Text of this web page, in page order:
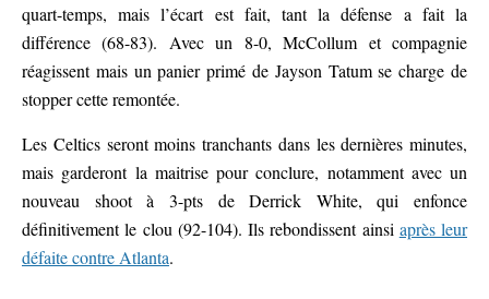
quart-temps, mais l’écart est fait, tant la défense a fait la
différence (68-83). Avec un 8-0, McCollum et compagnie
réagissent mais un panier primé de Jayson Tatum se charge de
stopper cette remontée.
Les Celtics seront moins tranchants dans les dernières minutes,
mais garderont la maitrise pour conclure, notamment avec un
nouveau shoot à 3-pts de Derrick White, qui enfonce
définitivement le clou (92-104). Ils rebondissent ainsi après leur
défaite contre Atlanta.